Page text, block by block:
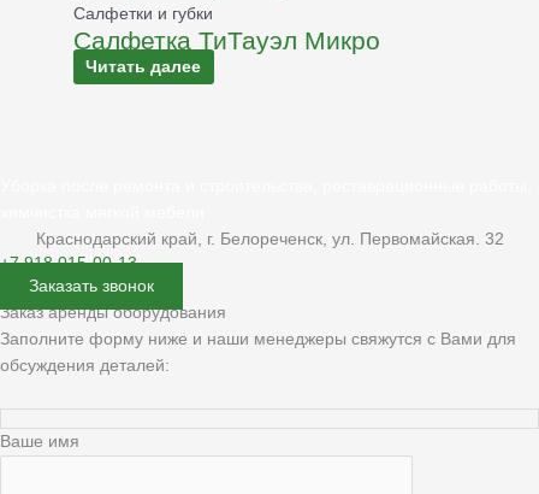
Салфетки и губки
Салфетка ТиТауэл Микро
Читать далее
Краснодарский край, г. Белореченск, ул. Первомайская. 32
+7 918 015-00-13
Заказать звонок
Заказ аренды оборудования
Заполните форму ниже и наши менеджеры свяжутся с Вами для
обсуждения деталей:
Ваше имя